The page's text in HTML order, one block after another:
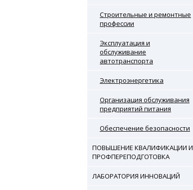
Строительные и ремонтные
профессии
Эксплуатация и
обслуживание
автотранспорта
Электроэнергетика
Организация обслуживания
предприятий питания
Обеспечение безопасности
ПОВЫШЕНИЕ КВАЛИФИКАЦИИ И
ПРОФПЕРЕПОДГОТОВКА
ЛАБОРАТОРИЯ ИННОВАЦИЙ